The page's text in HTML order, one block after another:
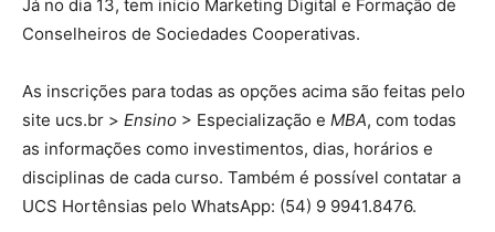
Já no dia 13, tem início Marketing Digital e Formação de
Conselheiros de Sociedades Cooperativas.
As inscrições para todas as opções acima são feitas pelo
site ucs.br > Ensino > Especialização e MBA, com todas
as informações como investimentos, dias, horários e
disciplinas de cada curso. Também é possível contatar a
UCS Hortênsias pelo WhatsApp: (54) 9 9941.8476.